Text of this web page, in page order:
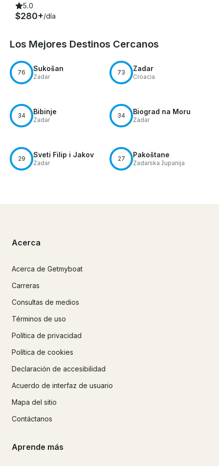
5.0
$280+/día
Los Mejores Destinos Cercanos
76 Sukošan
Zadar
73 Zadar
Croacia
34 Bibinje
Zadar
34 Biograd na Moru
Zadar
29 Sveti Filip i Jakov
Zadar
27 Pakoštane
Zadarska županija
Acerca
Acerca de Getmyboat
Carreras
Consultas de medios
Términos de uso
Política de privacidad
Política de cookies
Declaración de accesibilidad
Acuerdo de interfaz de usuario
Mapa del sitio
Contáctanos
Aprende más